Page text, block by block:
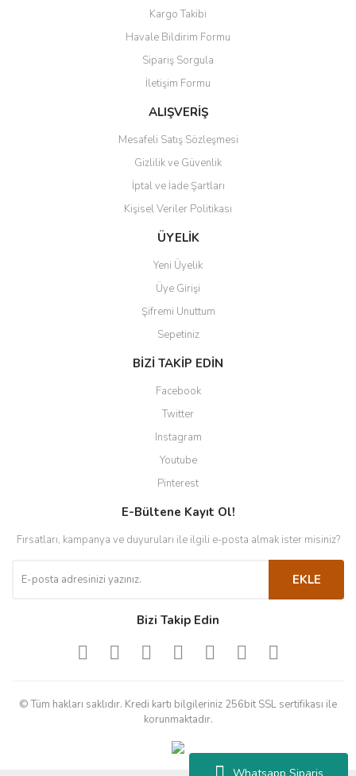
Whatsapp Sipariş
Ürün resmi kalitesiz, bozuk veya görüntülenemiyor.
Ürün açıklamasında eksik bilgiler bulunuyor.
Ürün bilgilerinde hatalar bulunuyor.
Ürün fiyatı diğer sitelerden daha pahalı.
Bu ürüne benzer farklı alternatifler olmalı.
Gönder
Kargo Takibi
Havale Bildirim Formu
Sipariş Sorgula
İletişim Formu
ALIŞVERİŞ
Mesafeli Satış Sözleşmesi
Gizlilik ve Güvenlik
İptal ve İade Şartları
Kişisel Veriler Politikası
ÜYELİK
Yeni Üyelik
Üye Girişi
Şifremi Unuttum
Sepetiniz
BİZİ TAKİP EDİN
Facebook
Twitter
Instagram
Youtube
Pinterest
E-Bültene Kayıt Ol!
Fırsatları, kampanya ve duyuruları ile ilgili e-posta almak ister misiniz?
EKLE
Bizi Takip Edin
© Tüm hakları saklıdır. Kredi kartı bilgileriniz 256bit SSL sertifikası ile
korunmaktadır.